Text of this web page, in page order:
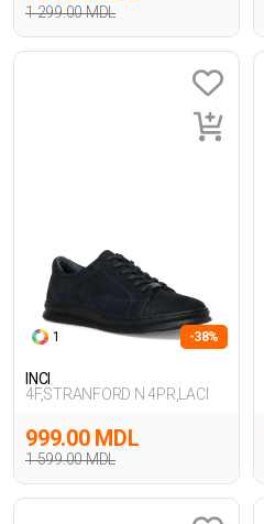
1 299.00 MDL
1 -38%
INCI
4F,STRANFORD N 4PR,LACI
1 599.00 MDL
999.00 MDL